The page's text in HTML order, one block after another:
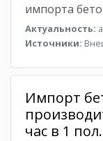
импорта
Актуальность:
Источники:
Импорт
час в 1